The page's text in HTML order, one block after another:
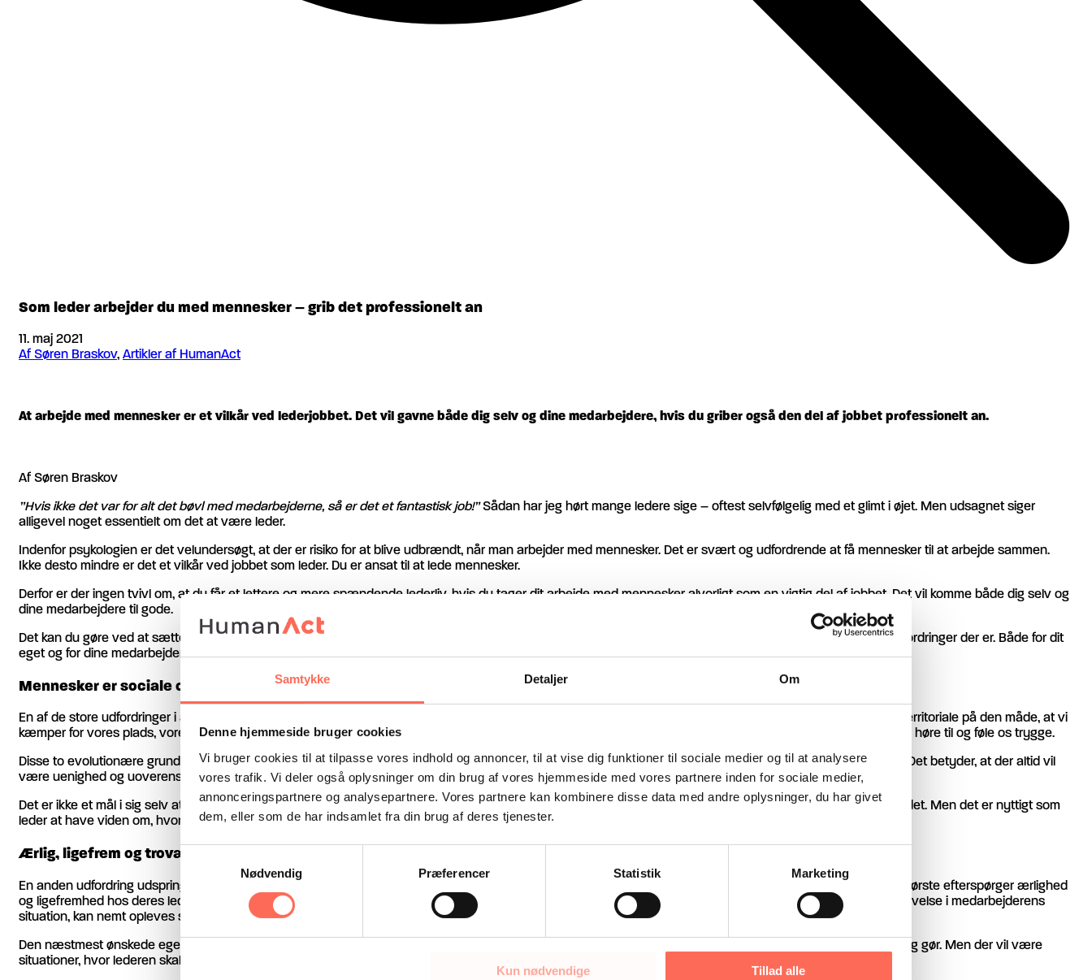
Samtykke Detaljer Om
Denne hjemmeside bruger cookies
Vi bruger cookies til at tilpasse vores indhold og annoncer, til at vise dig funktioner til sociale medier og til at analysere
vores trafik. Vi deler også oplysninger om din brug af vores hjemmeside med vores partnere inden for sociale medier,
annonceringspartnere og analysepartnere. Vores partnere kan kombinere disse data med andre oplysninger, du har givet
dem, eller som de har indsamlet fra din brug af deres tjenester.
Samtykkevalg
Nødvendig
Præferencer Statistik Marketing
Kun nødvendige Tillad alle
Som leder arbejder du med mennesker – grib det professionelt an
11. maj 2021
Af Søren Braskov, Artikler af HumanAct
At arbejde med mennesker er et vilkår ved lederjobbet. Det vil gavne både dig selv og dine medarbejdere, hvis du griber også den del af jobbet professionelt an.
Af Søren Braskov
”Hvis ikke det var for alt det bøvl med medarbejderne, så er det et fantastisk job!”Sådan har jeg hørt mange ledere sige – oftest selvfølgelig med et glimt i øjet. Men udsagnet siger
alligevel noget essentielt om det at være leder.
Indenfor psykologien er det velundersøgt, at der er risiko for at blive udbrændt, når man arbejder med mennesker. Det er svært og udfordrende at få mennesker til at arbejde sammen.
Ikke desto mindre er det et vilkår ved jobbet som leder. Du er ansat til at lede mennesker.
Derfor er der ingen tvivl om, at du får et lettere og mere spændende lederliv, hvis du tager dit arbejde med mennesker alvorligt som en vigtig del af jobbet. Det vil komme både dig selv og
dine medarbejdere til gode.
Det kan du gøre ved at sætte dig ind i, hvordan mennesker fungerer både individuelt og i samspil med andre. Hvad der motiverer og engagerer, og hvilke udfordringer der er. Både for dit
eget og for dine medarbejderes vedkommende.
Mennesker er sociale og territoriale
En af de store udfordringer i arbejdet med mennesker udspringer af det evolutionære faktum, at mennesker er territoriale, men også sociale i vores adfærd. Territoriale på den måde, at vi
kæmper for vores plads, vores indflydelse, for vores løn, for vores prestige. Sociale på den måde, at vi samtidig er dybt afhængig af at være en del af flokken, høre til og føle os trygge.
Disse to evolutionære grundvilkår udspiller sig kontinuerligt på enhver arbejdsplads – selvfølgelig i mange forskellige udgaver og mere eller mindre raffineret. Det betyder, at der altid vil
være uenighed og uoverensstemmelser på en arbejdsplads. Nogle gange vil det ligefrem udvikle sig til konflikter.
Det er ikke et mål i sig selv at undgå uoverensstemmelser. De kan være med til at udvikle arbejdspladsen, både hvad angår jeres opgaver og jeres samarbejdet. Men det er nyttigt som
leder at have viden om, hvordan du kan håndtere konflikter, så de ikke eskalerer, men i stedet bliver en drivkraft.
Ærlig, ligefrem og troværdig
En anden udfordring udspringer af medarbejdernes forventninger og ønsker til deres leder. Vi ved fra forskellige undersøgelser
, at medarbejderne som det første efterspørger ærlighed
og ligefremhed hos deres ledere. Det stiller store krave til lederens kommunikative og relationelle kompetencer. Ærlighed og ligefremhed uden empati og indlevelse i medarbejderens
situation, kan nemt opleves som brutal og konfronterende kritik.
Den næstmest ønskede egenskab hos lederen er troværdighed. Troværdighed handler om, at medarbejderen kan tro på og have tillid til, hvad lederen siger og gør. Men der vil være
situationer, hvor lederen skal tilbageholde information eller kendskab til forhold, for at beskytte enkelte medarbejdere eller for at undgå loyalitetskonflikt.